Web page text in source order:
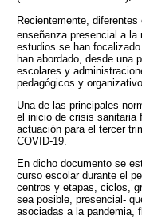
Recientemente,
enseñanza presencial a la
estudios se han
han abordado, desde una
escolares y
pedagógicos y
Una de las principales
el inicio de crisis sanitaria
actuación para el tercer
COVID-19.
En dicho documento se
curso escolar durante el
centros y etapas, ciclos,
sea posible, presencial-
asociadas a la pandemia,